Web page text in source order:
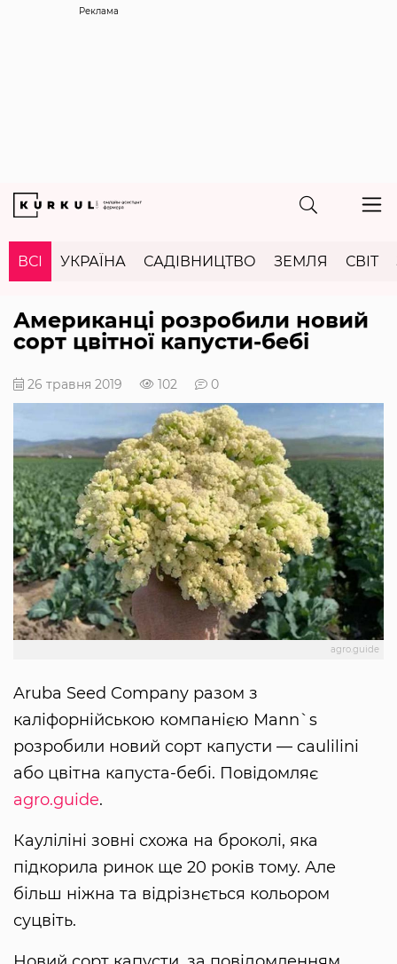
Реклама
ВСІ УКРАЇНА САДІВНИЦТВО ЗЕМЛЯ СВІТ
Американці розробили новий
сорт цвітної капусти-бебі
26 травня 2019 102 0
agro.guide
Aruba Seed Company разом з
каліфорнійською компанією Mann`s
розробили новий сорт капусти — caulilini
або цвітна капуста-бебі. Повідомляє
agro.guide.
Кауліліні зовні схожа на броколі, яка
підкорила ринок ще 20 років тому. Але
більш ніжна та відрізнється кольором
суцвіть.